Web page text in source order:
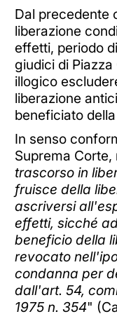
Dal precedente
liberazione
effetti, periodo
giudici di
illogico
liberazione
beneficiato
In senso
Suprema
trascorso in
fruisce della
ascriversi
effetti, sicché
beneficio della
revocato
condanna per
dall'art. 54,
1975 n. 354"